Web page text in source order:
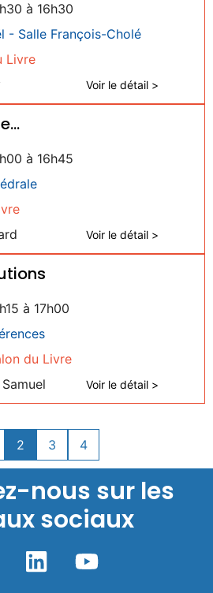
à 16h30
- Salle François-Cholé
Livre
Voir le détail >
à 16h45
Voir le détail >
à 17h00
du Livre
Voir le détail >
2 3 4
nous sur les
sociaux